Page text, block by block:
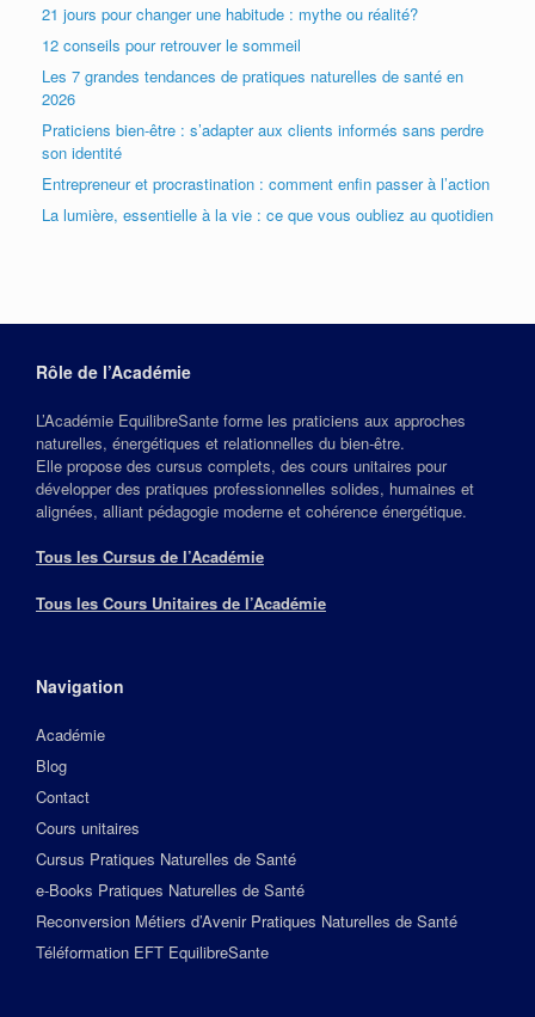
21 jours pour changer une habitude : mythe ou réalité?
12 conseils pour retrouver le sommeil
Les 7 grandes tendances de pratiques naturelles de santé en
2026
Praticiens bien-être : s’adapter aux clients informés sans perdre
son identité
Entrepreneur et procrastination : comment enfin passer à l’action
La lumière, essentielle à la vie : ce que vous oubliez au quotidien
Rôle de l’Académie
L’Académie EquilibreSante forme les praticiens aux approches
naturelles, énergétiques et relationnelles du bien‑être.
Elle propose des cursus complets, des cours unitaires pour
développer des pratiques professionnelles solides, humaines et
alignées, alliant pédagogie moderne et cohérence énergétique.
Tous les Cursus de l’Académie
Tous les Cours Unitaires de l’Académie
Navigation
Académie
Blog
Contact
Cours unitaires
Cursus Pratiques Naturelles de Santé
e-Books Pratiques Naturelles de Santé
Reconversion Métiers d’Avenir Pratiques Naturelles de Santé
Téléformation EFT EquilibreSante